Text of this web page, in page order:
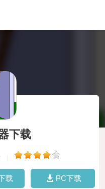
下载
载 PC下载